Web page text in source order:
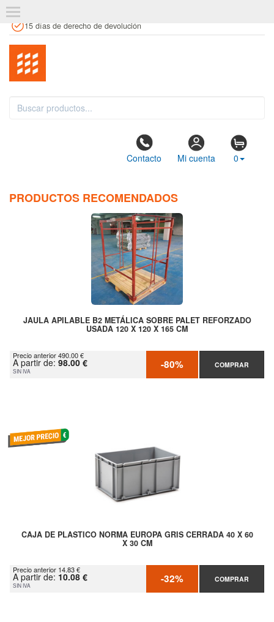
15 días de derecho de devolución
Contacto Mi cuenta 0
PRODUCTOS RECOMENDADOS
JAULA APILABLE B2 METÁLICA SOBRE PALET REFORZADO
USADA 120 X 120 X 165 CM
Precio anterior 490.00 €
A partir de: 98.00 €
SIN IVA -80% COMPRAR
CAJA DE PLASTICO NORMA EUROPA GRIS CERRADA 40 X 60
X 30 CM
Precio anterior 14.83 €
A partir de: 10.08 €
SIN IVA -32% COMPRAR